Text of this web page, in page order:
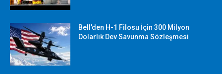
Bell’den H-1 Filosu İçin 300 Milyon
Dolarlık Dev Savunma Sözleşmesi